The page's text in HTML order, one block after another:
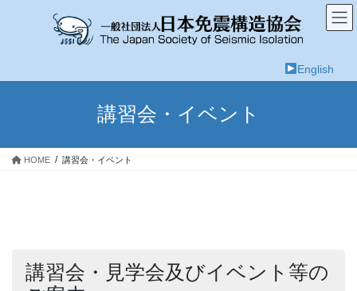
English
講習会・イベント
HOME 講習会・イベント
講習会・見学会及びイベント等の